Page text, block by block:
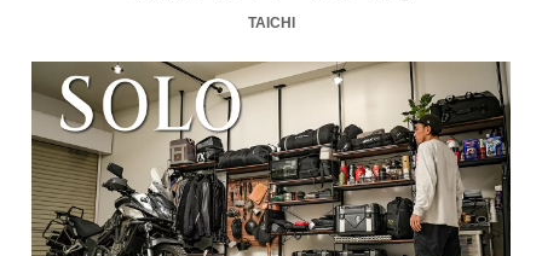
TAICHI